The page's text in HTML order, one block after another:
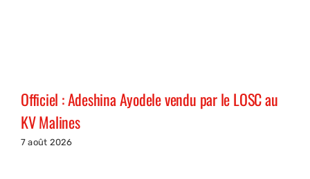
Officiel : Adeshina Ayodele vendu par le LOSC au
KV Malines
7 août 2026